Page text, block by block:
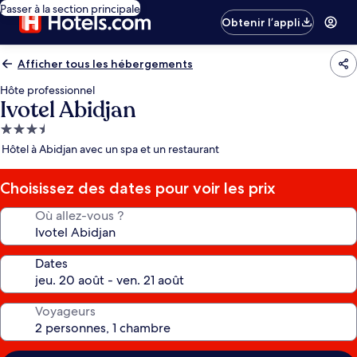
Passer à la section principale
Obtenir l’appli
Afficher tous les hébergements
Hôte professionnel
Ivotel Abidjan
Hébergement
3.5 étoiles
Hôtel à Abidjan avec un spa et un restaurant
Choisissez des dates pour voir les prix
Où allez-vous ?
Dates
Voyageurs